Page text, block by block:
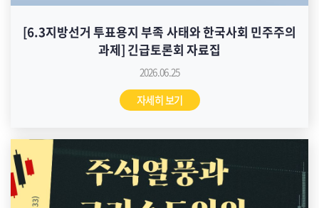
[6.3지방선거 투표용지 부족 사태와 한국사회 민주주의
과제] 긴급토론회 자료집
2026.06.25
자세히 보기